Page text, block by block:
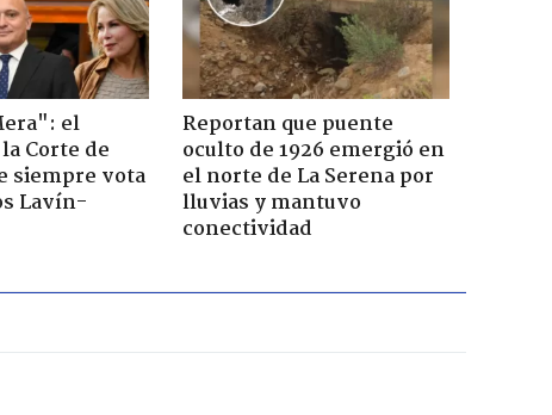
el
Corte de
siempre vota
Lavín-
Reportan que puente
oculto de 1926 emergió en
el norte de La Serena por
lluvias y mantuvo
conectividad